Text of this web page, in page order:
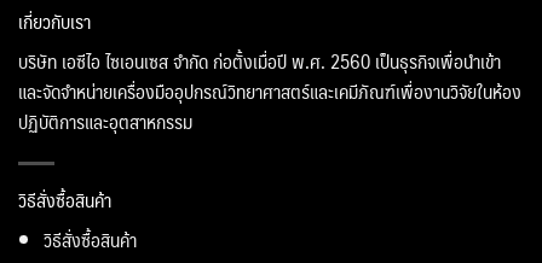
เกี่ยวกับเรา
บริษัท เอซีไอ ไซเอนเซส จำกัด ก่อตั้งเมื่อปี พ.ศ. 2560 เป็นธุรกิจเพื่อนำเข้า
และจัดจำหน่ายเครื่องมืออุปกรณ์วิทยาศาสตร์และเคมีภัณฑ์เพื่องานวิจัยในห้อง
ปฏิบัติการและอุตสาหกรรม
วิธีสั่งซื้อสินค้า
วิธีสั่งซื้อสินค้า